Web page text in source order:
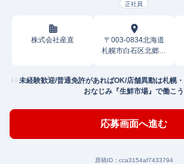
正社員
株式会社産直
〒003-0834北海道
札幌市白石区北郷四
未経験歓迎/普通免許があればOK/店舗異動は札幌
おなじみ『生鮮市場』で働こう
応募画面へ進む
原稿ID： cca3154af7433794